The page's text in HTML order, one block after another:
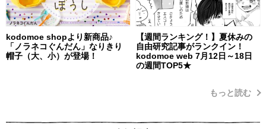
kodomoe shopより新商品♪
「ノラネコぐんだん」なりきり
帽子（大、小）が登場！
【週間ランキング！】夏休みの
自由研究記事がランクイン！
kodomoe web 7月12日～18日
の週間TOP5★
もっと読む